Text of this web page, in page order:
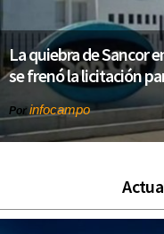
La quiebra de Sancor
se frenó la licitación
Por infocampo